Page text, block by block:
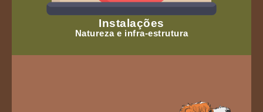
Instalações
Natureza e infra-estrutura